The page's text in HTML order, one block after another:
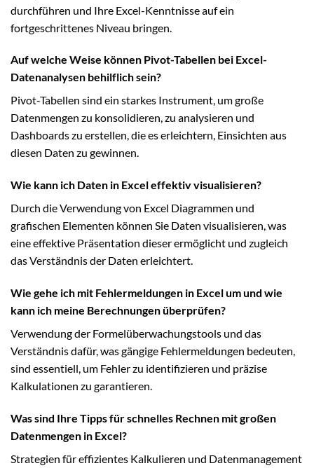
durchführen und Ihre Excel-Kenntnisse auf ein
fortgeschrittenes Niveau bringen.
Auf welche Weise können Pivot-Tabellen bei Excel-
Datenanalysen behilflich sein?
Pivot-Tabellen sind ein starkes Instrument, um große
Datenmengen zu konsolidieren, zu analysieren und
Dashboards zu erstellen, die es erleichtern, Einsichten aus
diesen Daten zu gewinnen.
Wie kann ich Daten in Excel effektiv visualisieren?
Durch die Verwendung von Excel Diagrammen und
grafischen Elementen können Sie Daten visualisieren, was
eine effektive Präsentation dieser ermöglicht und zugleich
das Verständnis der Daten erleichtert.
Wie gehe ich mit Fehlermeldungen in Excel um und wie
kann ich meine Berechnungen überprüfen?
Verwendung der Formelüberwachungstools und das
Verständnis dafür, was gängige Fehlermeldungen bedeuten,
sind essentiell, um Fehler zu identifizieren und präzise
Kalkulationen zu garantieren.
Was sind Ihre Tipps für schnelles Rechnen mit großen
Datenmengen in Excel?
Strategien für effizientes Kalkulieren und Datenmanagement